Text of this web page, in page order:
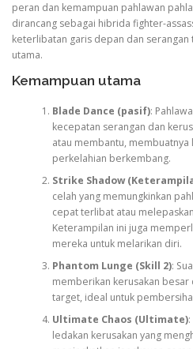
peran dan kemampuan pahlawan
dirancang sebagai hibrida fighter-
keterlibatan garis depan dan
utama.
Kemampuan utama
Blade Dance (pasif):
kecepatan serangan dan
atau membantu,
perkelahian berkembang.
Strike Shadow
celah yang memungkinkan
cepat terlibat atau
Keterampilan ini juga
mereka untuk melarikan diri.
Phantom Lunge (Skill 2):
memberikan kerusakan
target, ideal untuk
Ultimate Chaos (Ultimate):
ledakan kerusakan yang